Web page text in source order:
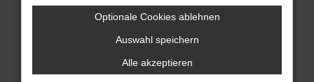
können das Laden bestimmter Seiten
verhindern. Funktioniert die Seite in einem
anderen Browser oder in einem privaten
Starte dein Gerät neu.
Optionale Cookies ablehnen
Auswahl speichern
Alle akzeptieren